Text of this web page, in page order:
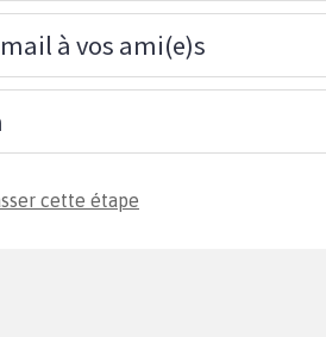
à vos ami(e)s
cette étape